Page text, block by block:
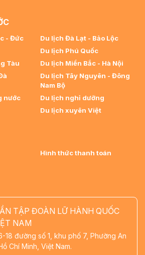
- Đức
Du lịch Đà Lạt - Bảo Lộc
Du lịch Phú Quốc
Tàu
Du lịch Miền Bắc - Hà Nội
Du lịch Tây Nguyên - Đông
Nam Bộ
nước
Du lịch nghỉ dưỡng
Du lịch xuyên Việt
Hình thức thanh toán
TẬP ĐOÀN LỮ HÀNH QUỐC
NAM
18 đường số 1, khu phố 7, Phường An
Chí Minh, Việt Nam.